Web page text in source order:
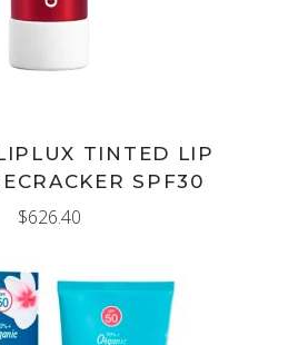
TINTED LIP
SPF30
$626.40